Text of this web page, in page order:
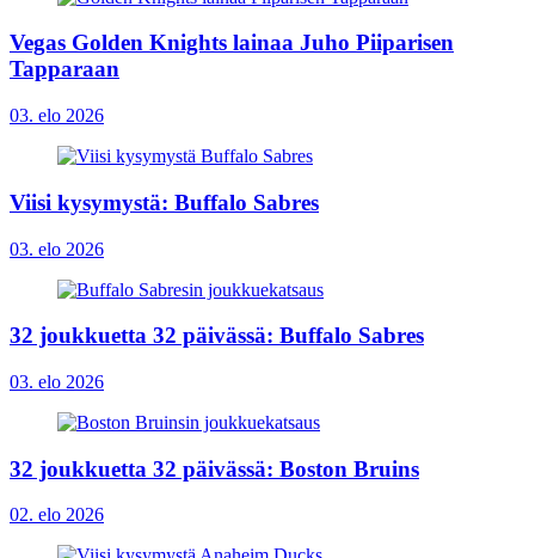
Vegas Golden Knights lainaa Juho Piiparisen
Tapparaan
03. elo 2026
Viisi kysymystä: Buffalo Sabres
03. elo 2026
32 joukkuetta 32 päivässä: Buffalo Sabres
03. elo 2026
32 joukkuetta 32 päivässä: Boston Bruins
02. elo 2026